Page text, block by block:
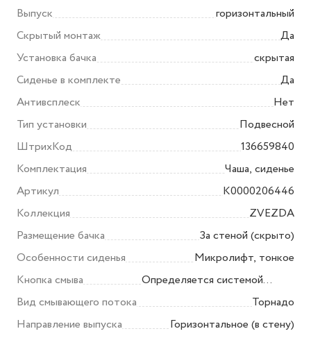
Выпуск
горизонтальный
Скрытый монтаж
Да
Установка бачка
скрытая
Сиденье в комплекте
Да
Антивсплеск
Нет
Тип установки
Подвесной
ШтрихКод
136659840
Комплектация
Чаша, сиденье
Артикул
K0000206446
Коллекция
ZVEZDA
Размещение бачка
За стеной (скрыто)
Особенности сиденья
Микролифт, тонкое
Кнопка смыва
Определяется системой
Вид смывающего потока
Торнадо
Направление выпуска
Горизонтальное (в стену)